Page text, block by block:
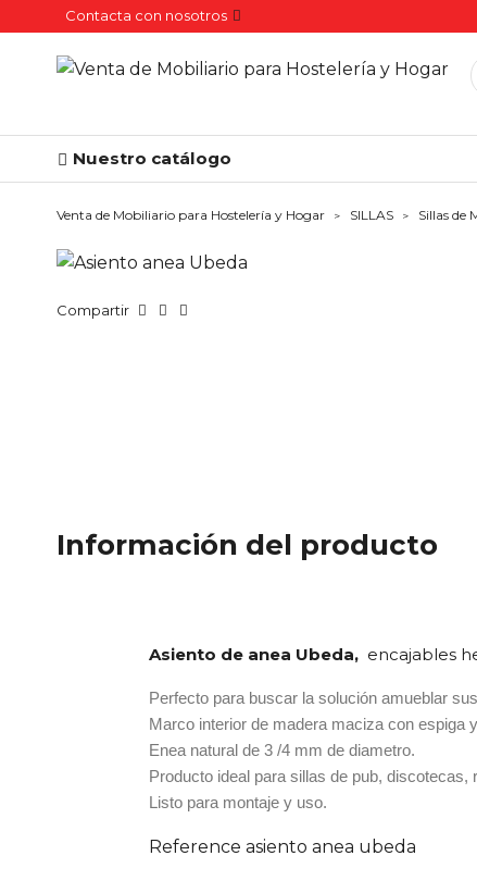
Contacta con nosotros
Nuestro catálogo
Venta de Mobiliario para Hostelería y Hogar SILLAS Sillas de
Compartir
Información del producto
Asiento de anea Ubeda, encajables
Perfecto para buscar la solución amueblar
Marco interior de madera maciza con espiga
Enea natural de 3 /4 mm de diametro.
Producto ideal para sillas de pub,
Listo para montaje y uso.
Reference asiento anea ubeda